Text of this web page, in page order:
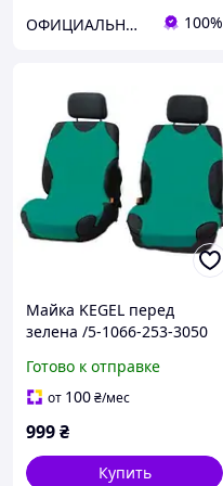
ОФИЦИАЛЬНЫЙ интернет-магазин "KEGEL 24" от официального импортера товаров KEGEL-BŁAŻUSIAK в Украину. 100%
Майка KEGEL перед
зелена /5-1066-253-3050
Готово к отправке
от 100₴/мес
999₴
Купить